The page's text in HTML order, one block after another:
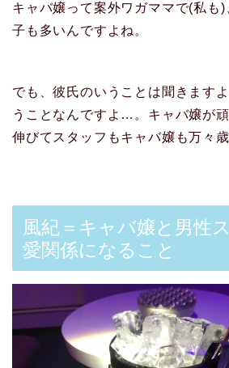
キャバ嬢って案外ワガママで(私も
子も多いんですよね。
でも、彼氏のいうことは聞きます
うことなんですよ…。キャバ嬢が
伸びてスタッフもキャバ嬢も万々歳
風紀＝キャバ嬢と男性
愛関係になること